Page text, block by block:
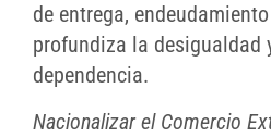
de entrega,
profundiza la desigualdad
dependencia.
Nacionalizar el Comercio